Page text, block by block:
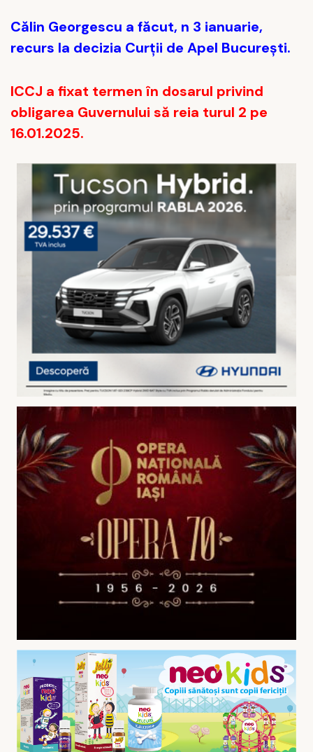
Călin Georgescu a făcut, n 3 ianuarie,
recurs la decizia Curţii de Apel Bucureşti.
ICCJ a fixat termen în dosarul privind
obligarea Guvernului să reia turul 2 pe
16.01.2025.